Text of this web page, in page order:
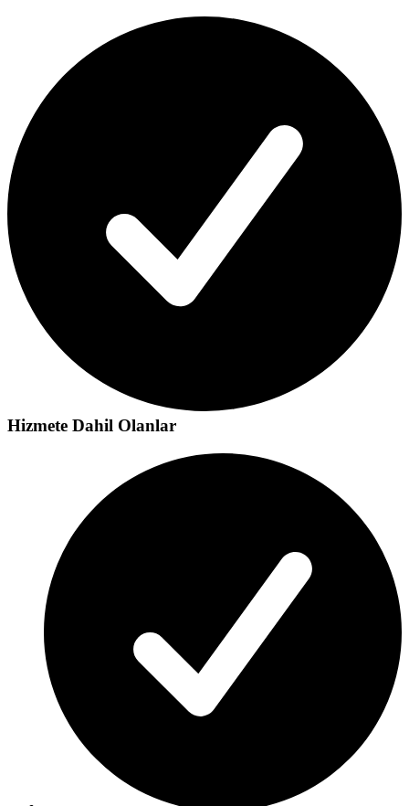
Hizmete Dahil Olanlar